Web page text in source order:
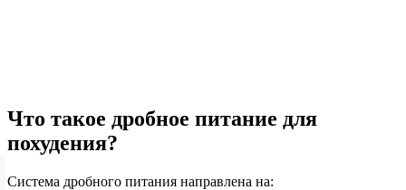
Что такое дробное питание для
похудения?
Система дробного питания направлена на: